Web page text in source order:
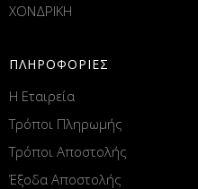
ΧΟΝΔΡΙΚΗ
ΠΛΗΡΟΦΟΡΙΕΣ
Η Εταιρεία
Τρόποι Πληρωμής
Τρόποι Αποστολής
Έξοδα Αποστολής